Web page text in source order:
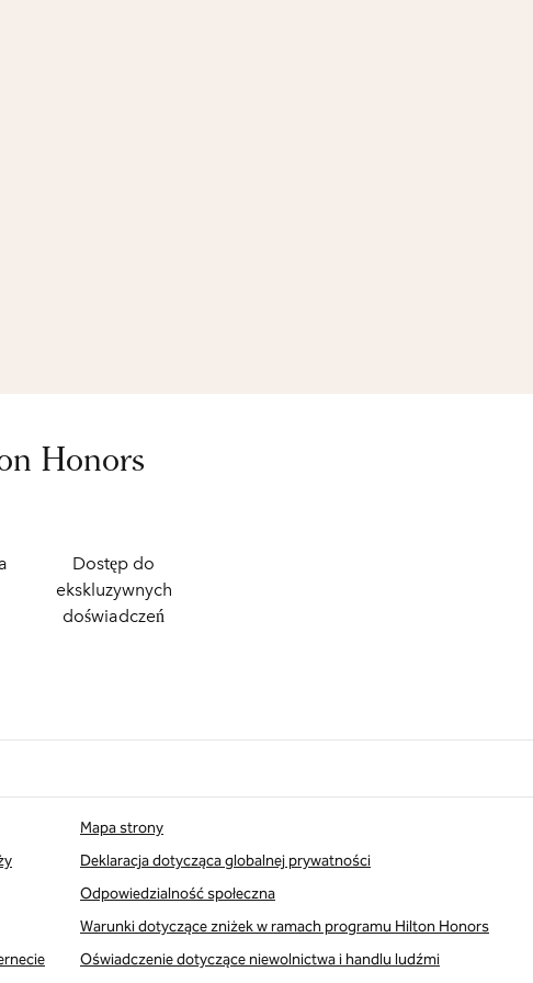
Honors
Dostęp do
ekskluzywnych
doświadczeń
Mapa strony
Deklaracja dotycząca globalnej prywatności
Odpowiedzialność społeczna
Warunki dotyczące zniżek w ramach programu Hilton Honors
Oświadczenie dotyczące niewolnictwa i handlu ludźmi